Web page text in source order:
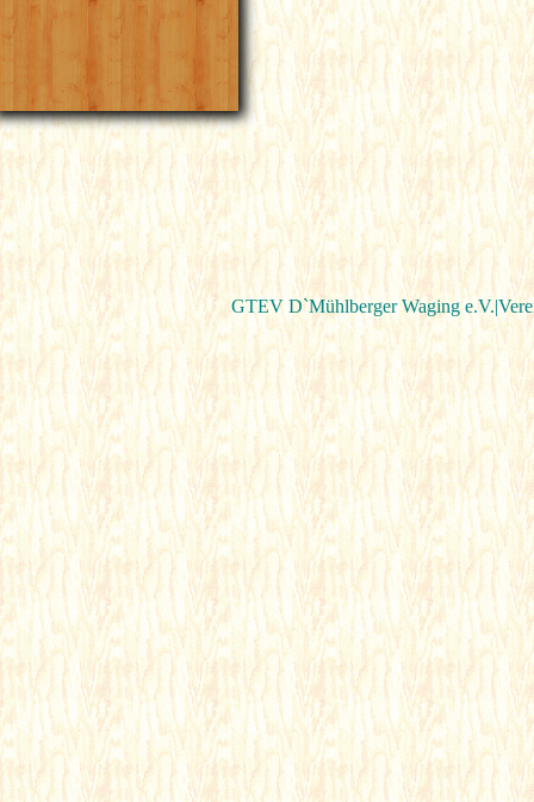
GTEV D`Mühlberger Waging e.V.|